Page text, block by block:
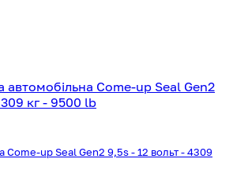
Come-up Seal Gen2 9,5s - 12 вольт - 4309